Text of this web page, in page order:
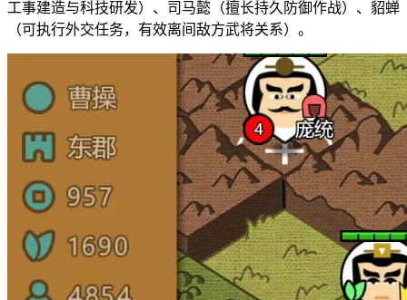
工事建造与科技研发）、司马懿（擅长持久防御作战）、貂蝉
（可执行外交任务，有效离间敌方武将关系）。